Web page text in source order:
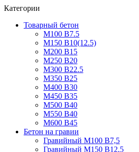
Категории
Товарный бетон
М100 В7.5
М150 В10(12.5)
М200 В15
М250 В20
М300 В22.5
М350 В25
М400 В30
М450 В35
М500 В40
М550 В40
М600 В45
Бетон на гравии
Гравийный М100 В7,5
Гравийный М150 В12,5